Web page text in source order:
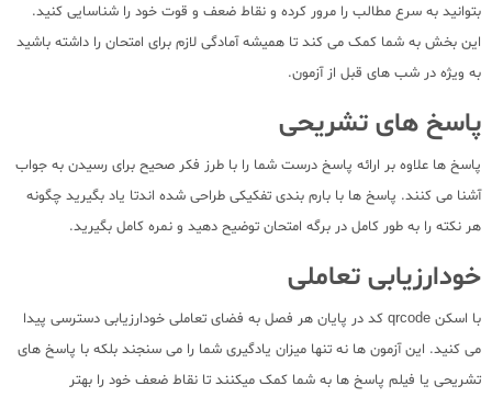
بتوانید به سرع مطالب را مرور کرده و نقاط ضعف و قوت خود را شناسایی کنید.
این بخش به شما کمک می کند تا همیشه آمادگی لازم برای امتحان را داشته باشید
به ویژه در شب های قبل از آزمون.
پاسخ های تشریحی
پاسخ ها علاوه بر ارائه پاسخ درست شما را با طرز فکر صحیح برای رسیدن به جواب
آشنا می کنند. پاسخ ها با بارم بندی تفکیکی طراحی شده اندتا یاد بگیرید چگونه
هر نکته را به طور کامل در برگه امتحان توضیح دهید و نمره کامل بگیرید.
خودارزیابی تعاملی
با اسکن qrcode کد در پایان هر فصل به فضای تعاملی خودارزیابی دسترسی پیدا
می کنید. این آزمون ها نه تنها میزان یادگیری شما را می سنجند بلکه با پاسخ های
تشریحی یا فیلم پاسخ ها به شما کمک میکنند تا نقاط ضعف خود را بهتر